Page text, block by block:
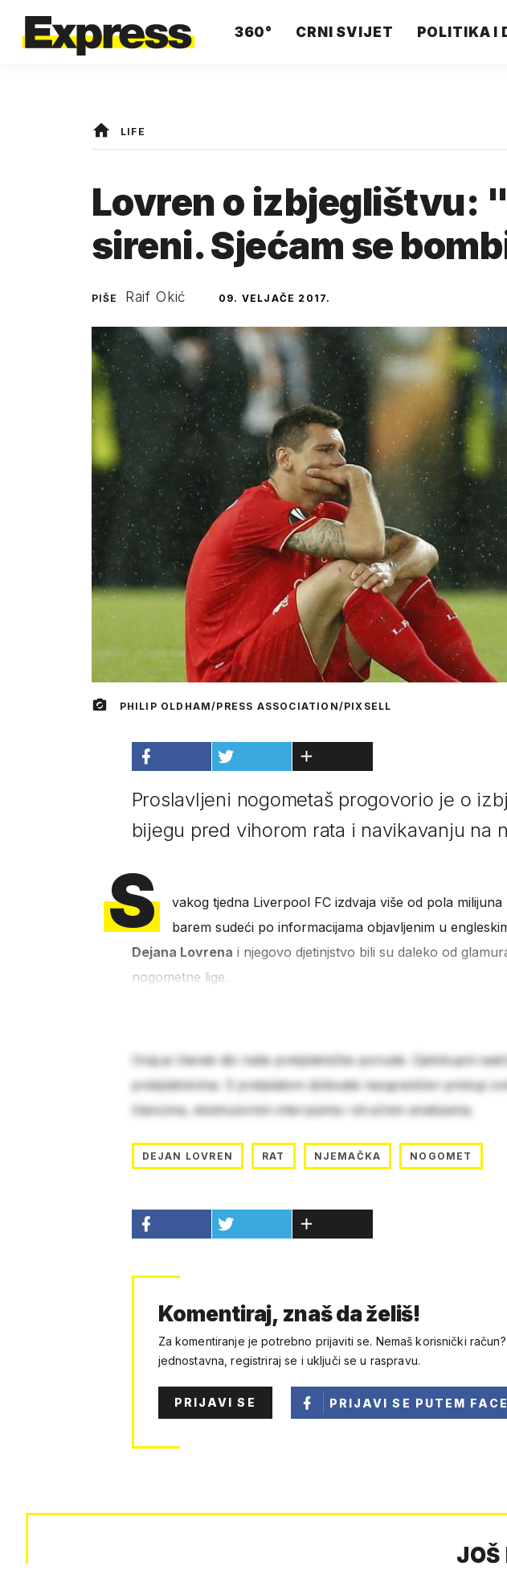
360° CRNI SVIJET POLITIKA I
LIFE
Lovren o izbjeglištvu:
sireni. Sjećam se
PIŠE Raif Okić 09. VELJAČE 2017.
PHILIP OLDHAM/PRESS ASSOCIATION/PIXSELL
Proslavljeni nogometaš progovorio je o
bijegu pred vihorom rata i navikavanju na
S
vakog tjedna Liverpool FC izdvaja više od pola
barem sudeći po informacijama objavljenim u
Dejana Lovrena i njegovo djetinjstvo bili su daleko od
nogometne lige.
Ovaj je članak dio naše pretplatničke ponude. Cjelokupni
pretplatnicima. S pretplatom dobivate neograničen pristup
člancima, ekskluzivnim intervjuima i stručnim analizama.
DEJAN LOVREN RAT NJEMAČKA NOGOMET
Komentiraj, znaš da želiš!
Za komentiranje je potrebno prijaviti se. Nemaš korisnički
jednostavna, registriraj se i uključi se u raspravu.
PRIJAVI SE PRIJAVI SE PUTEM
JOŠ